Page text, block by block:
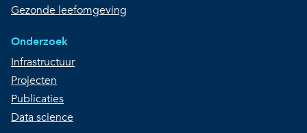
Gezonde leefomgeving
Onderzoek
Infrastructuur
Projecten
Publicaties
Data science